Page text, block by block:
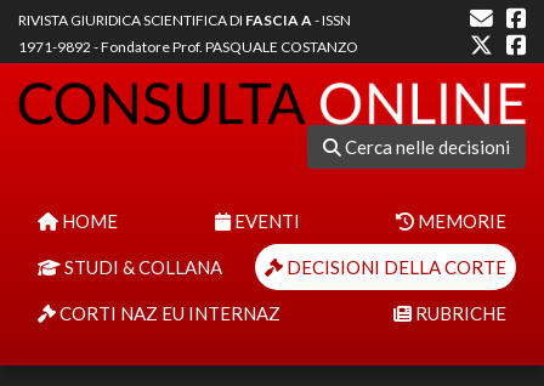
RIVISTA GIURIDICA SCIENTIFICA DI FASCIA A- ISSN
1971-9892 - Fondatore Prof. PASQUALE COSTANZO
Cerca nelle decisioni
HOME EVENTI MEMORIE
STUDI & COLLANA DECISIONI DELLA CORTE
CORTI NAZ EU INTERNAZ RUBRICHE